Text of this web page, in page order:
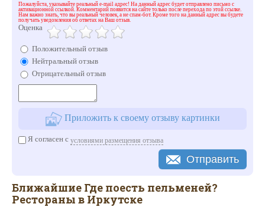
Пожалуйста, указывайте реальный e-mail адрес! На данный адрес будет отправлено письмо с
активационной ссылкой. Комментарий появится на сайте только после перехода по этой ссылке.
Нам важно знать, что вы реальный человек, а не спам-бот. Кроме того на данный адрес вы будете
получать уведомления об ответах на Ваш отзыв.
Оценка
Положительный отзыв
Нейтральный отзыв
Отрицательный отзыв
Приложить к своему отзыву картинки
Я согласен с условиями размещения отзыва
Отправить
Ближайшие Где поесть пельменей?
Рестораны в Иркутске